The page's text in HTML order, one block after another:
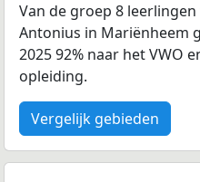
Van de groep 8
Antonius in Mariënheem
2025 92% naar het VWO
opleiding.
Vergelijk gebieden